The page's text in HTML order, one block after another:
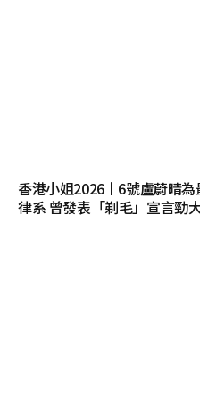
香港小姐2026丨6號盧蔚晴
律系 曾發表「剃毛」宣言勁